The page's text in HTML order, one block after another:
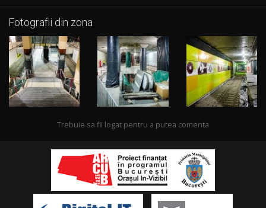
Fotografii din zona
Trebuie sa fii logat pentru a putea comenta